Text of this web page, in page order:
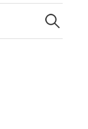
Ricerca
per: